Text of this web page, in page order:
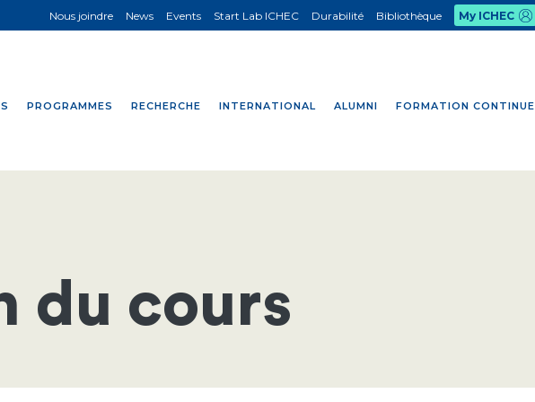
PROGRAMMES RECHERCHE INTERNATIONAL ALUMNI FORMATION CONTINUE
Nous joindre News Events Start Lab ICHEC Durabilité Bibliothèque My ICHEC
du cours